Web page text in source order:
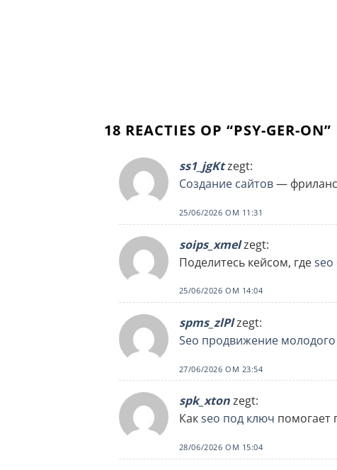
18 REACTIES OP “PSY-GER-ON”
ss1_jgKtzegt:
Создание сайтов—
25/06/2026 OM 11:31
soips_xmelzegt:
Поделитесь кейсом, гдеseo
25/06/2026 OM 14:04
spms_zlPlzegt:
Seo продвижение молодого
27/06/2026 OM 23:54
spk_xtonzegt:
Какseo под ключ помогает
28/06/2026 OM 15:04